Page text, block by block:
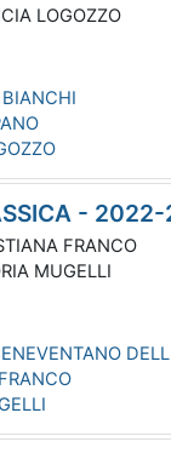
LOGOZZO
-
FRANCO
MUGELLI